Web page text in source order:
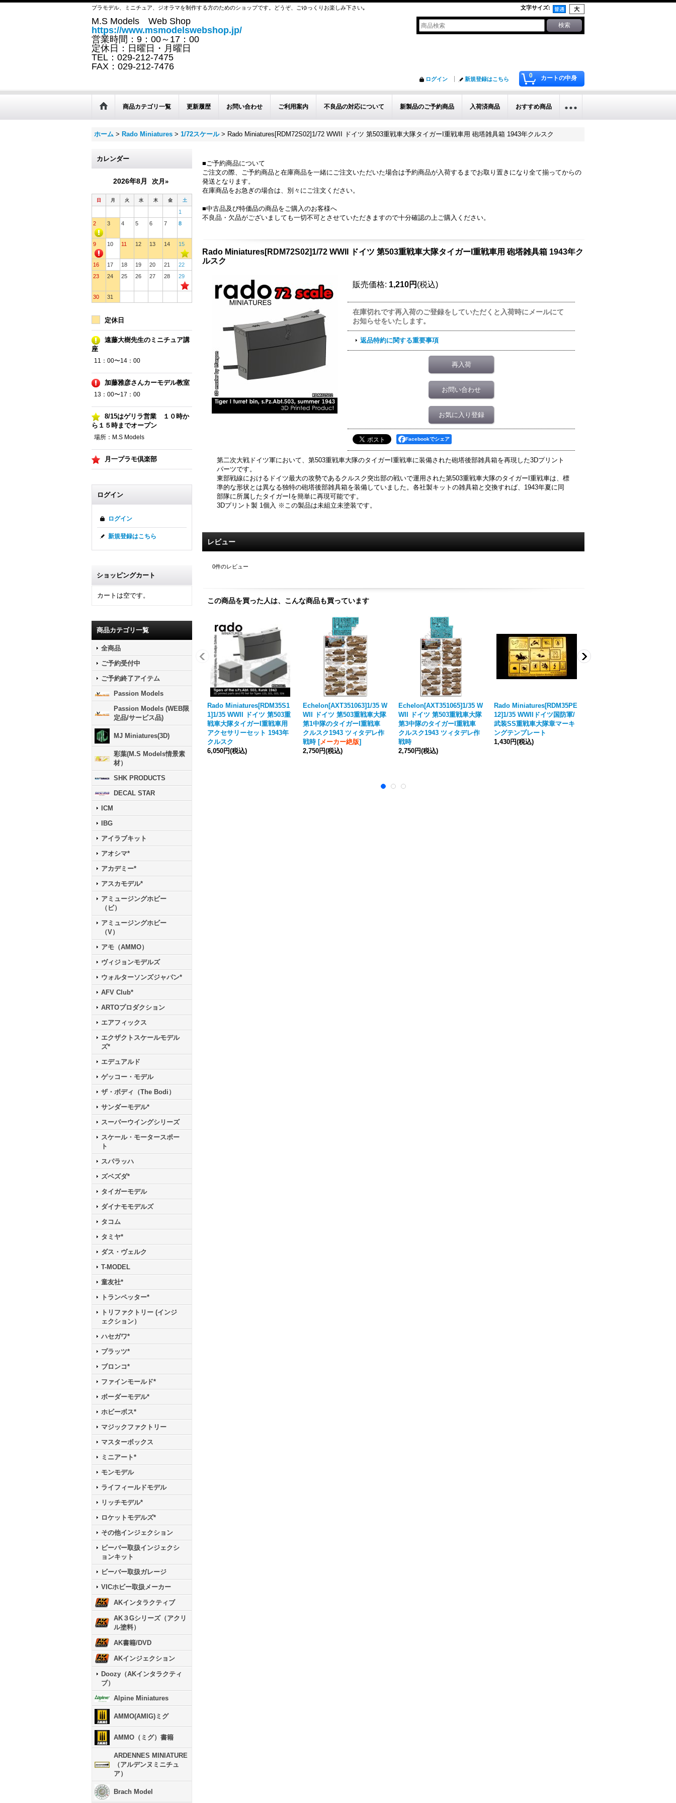
プラモデル、ミニチュア、ジオラマを制作する方のためのショップです。どうぞ、ごゆっくりお楽しみ下さい｡ 文字サイズ:
M.S Models Web Shop
https://www.msmodelswebshop.jp/
営業時間：9：00～17：00
定休日：日曜日・月曜日
TEL：029-212-7475
FAX：029-212-7476
0 カートの中身
ログイン 新規登録はこちら
商品カテゴリ一覧 更新履歴 お問い合わせ ご利用案内 不良品の対応について 新製品のご予約商品 入荷済商品 おすすめ商品
ホーム > Rado Miniatures > 1/72スケール > Rado Miniatures[RDM72S02]1/72 WWII ドイツ 第503重戦車大隊タイガーI重戦車用 砲塔雑具箱 1943年クルスク
カレンダー
2026年8月 次月»
日 月 火 水 木 金 土
1
2
3 4 5 6 7 8
9 10 11 12 13 14 15
16 17 18 19 20 21
22
23
24 25 26 27 28 29
30 31
定休日
遠藤大樹先生のミニチュア講
座
11：00〜14：00
加藤雅彦さんカーモデル教室
13：00〜17：00
8/15はゲリラ営業 １０時か
ら１５時までオープン
場所：M.S Models
月一プラモ倶楽部
ログイン
ログイン
新規登録はこちら
ショッピングカート
カートは空です。
商品カテゴリ一覧
全商品
ご予約受付中
ご予約終了アイテム
Passion Models
Passion Models (WEB限
定品/サービス品)
MJ Miniatures(3D)
彩葉(M.S Models情景素
材）
SHK PRODUCTS
DECAL STAR
ICM
IBG
アイラブキット
アオシマ*
アカデミー*
アスカモデル*
アミュージングホビー
（ビ）
アミュージングホビー
（V）
アモ（AMMO）
ヴィジョンモデルズ
ウォルターソンズジャパン*
AFV Club*
ARTOプロダクション
エアフィックス
エクザクトスケールモデル
ズ*
エデュアルド
ゲッコー・モデル
ザ・ボディ（The Bodi）
サンダーモデル*
スーパーウイングシリーズ
スケール・モータースポー
ト
スパラッハ
ズベズダ*
タイガーモデル
ダイナモモデルズ
タコム
タミヤ*
ダス・ヴェルク
T-MODEL
童友社*
トランペッター*
トリファクトリー (インジ
ェクション）
ハセガワ*
プラッツ*
ブロンコ*
ファインモールド*
ボーダーモデル*
ホビーボス*
マジックファクトリー
マスターボックス
ミニアート*
モンモデル
ライフィールドモデル
リッチモデル*
ロケットモデルズ*
その他インジェクション
ビーバー取扱インジェクシ
ョンキット
ビーバー取扱ガレージ
VICホビー取扱メーカー
AKインタラクティブ
AK３Gシリーズ（アクリ
ル塗料）
AK書籍/DVD
AKインジェクション
Doozy（AKインタラクティ
ブ）
Alpine Miniatures
AMMO(AMIG)ミグ
AMMO（ミグ）書籍
ARDENNES MINIATURE
（アルデンヌミニチュ
ア）
Brach Model
■ご予約商品について
ご注文の際、ご予約商品と在庫商品を一緒にご注文いただいた場合は予約商品が入荷するまでお取り置きになり全て揃ってからの
発送となります。
在庫商品をお急ぎの場合は、別々にご注文ください。
■中古品及び特価品の商品をご購入のお客様へ
不良品・欠品がございましても一切不可とさせていただきますので十分確認の上ご購入ください。
Rado Miniatures[RDM72S02]1/72 WWII ドイツ 第503重戦車大隊タイガーI重戦車用 砲塔雑具箱 1943年ク
ルスク
販売価格: 1,210円 (税込)
在庫切れです再入荷のご登録をしていただくと入荷時にメールにて
お知らせをいたします。
返品特約に関する重要事項
再入荷
お問い合わせ
お気に入り登録
Facebookでシェア
第二次大戦ドイツ軍において、第503重戦車大隊のタイガーI重戦車に装備された砲塔後部雑具箱を再現した3Dプリント
パーツです。
東部戦線におけるドイツ最大の攻勢であるクルスク突出部の戦いで運用された第503重戦車大隊のタイガーI重戦車は、標
準的な形状とは異なる独特の砲塔後部雑具箱を装備していました。各社製キットの雑具箱と交換すれば、1943年夏に同
部隊に所属したタイガーIを簡単に再現可能です。
3Dプリント製 1個入 ※この製品は未組立未塗装です。
レビュー
0件のレビュー
この商品を買った人は、こんな商品も買っています
Rado Miniatures[RDM35S1
1]1/35 WWII ドイツ 第503重
戦車大隊タイガーI重戦車用
アクセサリーセット 1943年
クルスク
6,050円(税込)
Echelon[AXT351063]1/35 W
WII ドイツ 第503重戦車大隊
第1中隊のタイガーI重戦車
クルスク1943 ツィタデレ作
戦時 [メーカー絶版]
2,750円(税込)
Echelon[AXT351065]1/35 W
WII ドイツ 第503重戦車大隊
第3中隊のタイガーI重戦車
クルスク1943 ツィタデレ作
戦時
2,750円(税込)
Rado Miniatures[RDM35PE
12]1/35 WWIIドイツ国防軍/
武装SS重戦車大隊章マーキ
ングテンプレート
1,430円(税込)